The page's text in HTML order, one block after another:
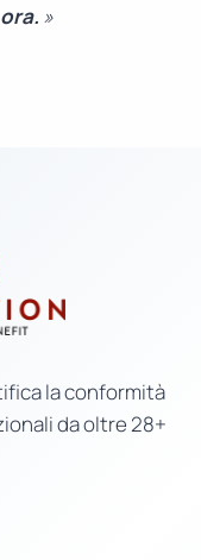
»
la conformità
da oltre 28+